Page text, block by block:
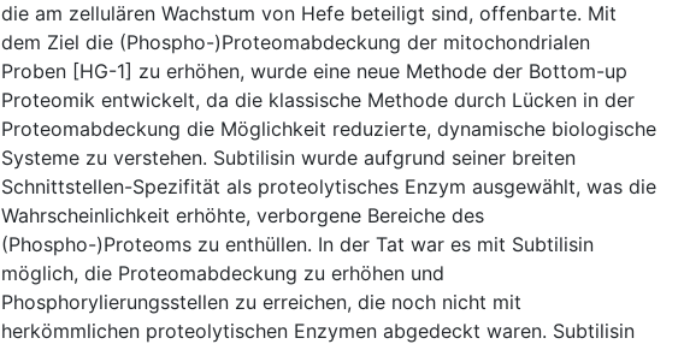
die am zellulären Wachstum von Hefe beteiligt sind, offenbarte. Mit
dem Ziel die (Phospho-)Proteomabdeckung der mitochondrialen
Proben [HG-1] zu erhöhen, wurde eine neue Methode der Bottom-up
Proteomik entwickelt, da die klassische Methode durch Lücken in der
Proteomabdeckung die Möglichkeit reduzierte, dynamische biologische
Systeme zu verstehen. Subtilisin wurde aufgrund seiner breiten
Schnittstellen-Spezifität als proteolytisches Enzym ausgewählt, was die
Wahrscheinlichkeit erhöhte, verborgene Bereiche des
(Phospho-)Proteoms zu enthüllen. In der Tat war es mit Subtilisin
möglich, die Proteomabdeckung zu erhöhen und
Phosphorylierungsstellen zu erreichen, die noch nicht mit
herkömmlichen proteolytischen Enzymen abgedeckt waren. Subtilisin